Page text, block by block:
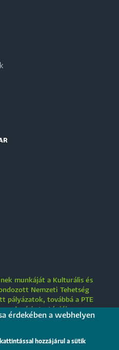
munkáját a Kulturális és
Nemzeti Tehetség
pályázatok, továbbá a PTE
stratégiája
rendről
érdekében a webhelyen
hozzájárul a sütik